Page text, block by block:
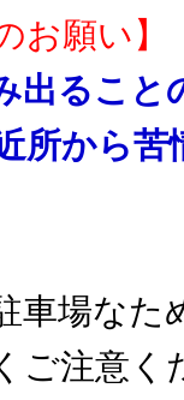
お願い】
出ること
所から苦
車場なた
ご注意く